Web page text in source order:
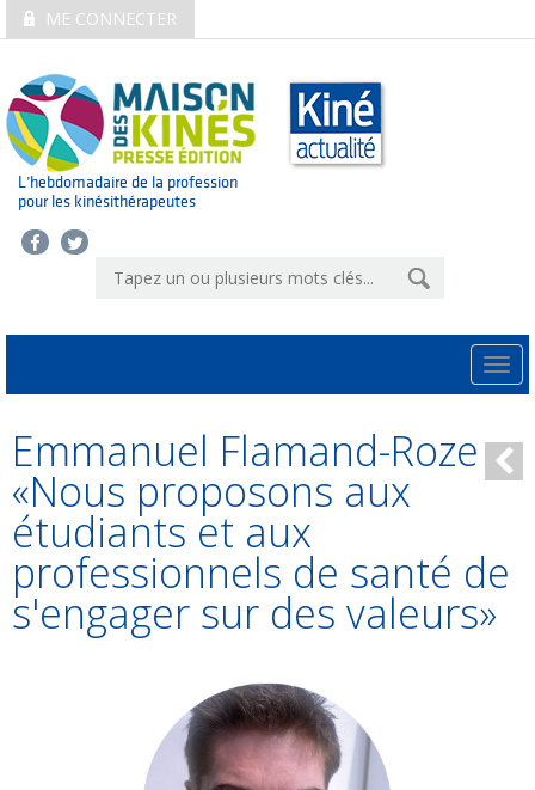
ME CONNECTER
L’hebdomadaire de la profession
pour les kinésithérapeutes
Emmanuel Flamand-Roze
«Nous proposons aux
étudiants et aux
professionnels de santé de
s'engager sur des valeurs»